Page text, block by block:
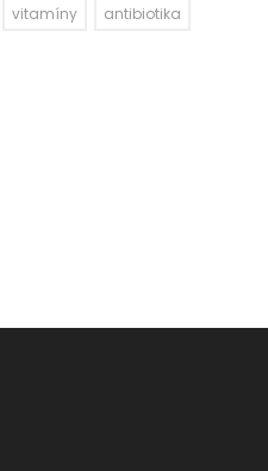
vitamíny
antibiotika